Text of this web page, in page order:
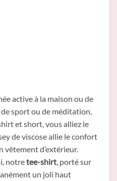
active à la maison ou de
sport ou de méditation,
et short, vous alliez le
de viscose allie le confort
vêtement d’extérieur.
notretee-shirt, porté sur
un joli haut